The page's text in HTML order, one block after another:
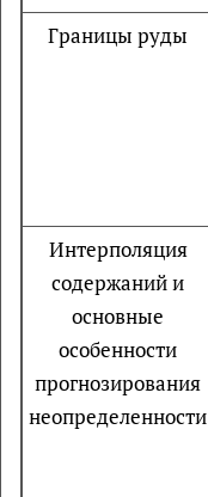
Границы руды
Интерполяция
содержаний и
основные
особенности
прогнозирования
неопределенности